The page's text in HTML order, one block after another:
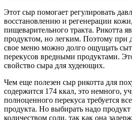
Этот сыр помогает регулировать
восстановлению и регенерации
пищеварительного тракта. Рикотта
продуктом, но легким. Поэтому при
свое меню можно долго ощущать
перекусов вредными продуктами.
свойство сыра для худеющих.
Чем еще полезен сыр рикотта для
содержится 174 ккал, это немного,
полноценного перекуса требуется
продукта. Но выбирать надо
количеством соли, так как она